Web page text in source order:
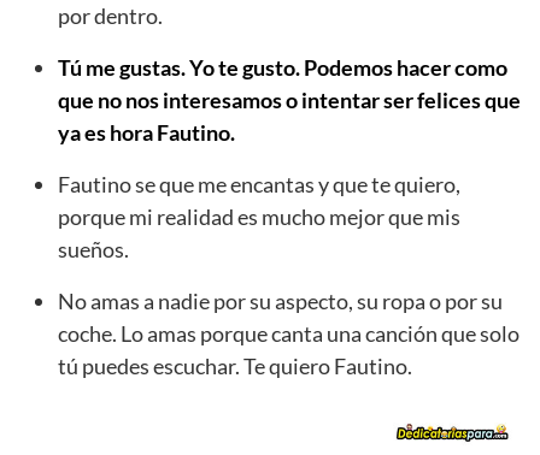
por dentro.
Tú me gustas. Yo te gusto. Podemos hacer como
que no nos interesamos o intentar ser felices que
ya es hora Fautino.
Fautino se que me encantas y que te quiero,
porque mi realidad es mucho mejor que mis
sueños.
No amas a nadie por su aspecto, su ropa o por su
coche. Lo amas porque canta una canción que solo
tú puedes escuchar. Te quiero Fautino.